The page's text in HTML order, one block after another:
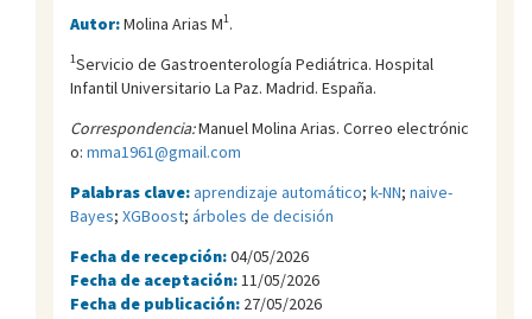
Autor:Molina Arias M1.
1Servicio de Gastroenterología Pediátrica. Hospital
Infantil Universitario La Paz. Madrid. España.
Correspondencia:Manuel Molina Arias. Correo electrónic
o: mma1961@gmail.com
Palabras clave:aprendizaje automático; k-NN; naive-
Bayes; XGBoost; árboles de decisión
Fecha de recepción:04/05/2026
Fecha de aceptación: 11/05/2026
Fecha de publicación: 27/05/2026